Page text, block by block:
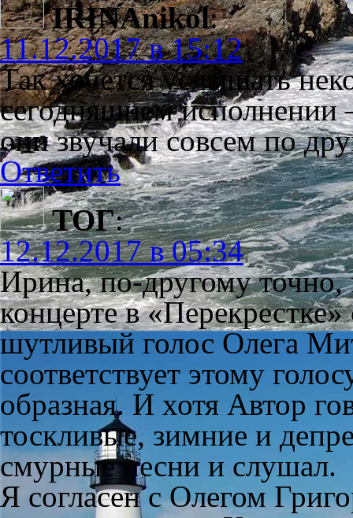
IRINAnikol:
11.12.2017 в 15:12
Так хочется услышать
сегодняшнем
они звучали совсем по
Ответить
ТОГ:
12.12.2017 в 05:34
Ирина, по-другому
концерте в
шутливый голос Олега
соответствует этому
образная. И хотя Автор
тоскливые, зимние и
смурные песни и слушал.
Я согласен с Олегом